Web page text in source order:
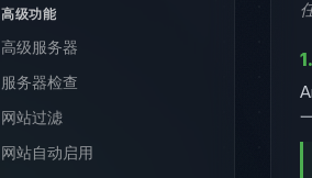
高级功能
高级服务器
服务器检查
网站过滤
网站自动启用
1.